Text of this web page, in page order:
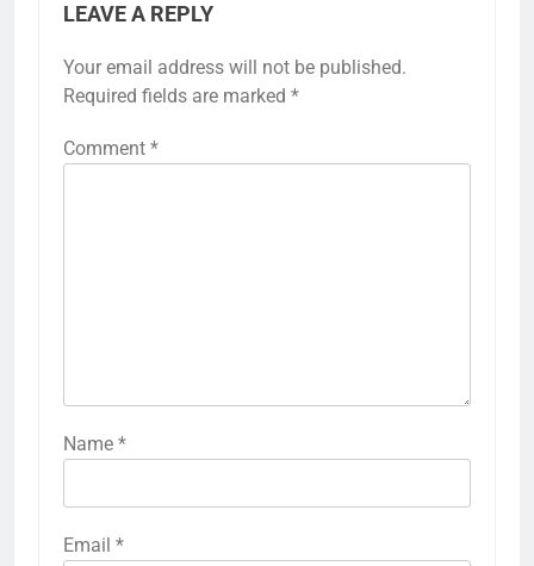
LEAVE A REPLY
Your email address will not be published.
Required fields are marked *
Comment *
Name *
Email *